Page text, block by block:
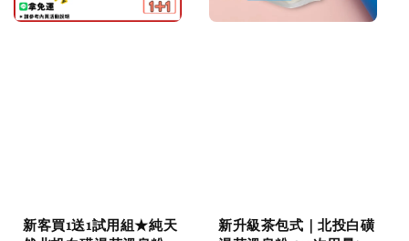
新客買1送1試用組★純天
新升級茶包式｜北投白磺